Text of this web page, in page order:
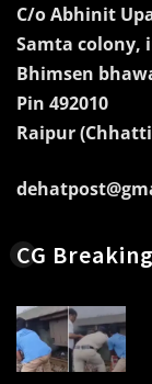
C/o Abhinit
Samta colony,
Bhimsen
Pin 492010
Raipur
CG Breaking